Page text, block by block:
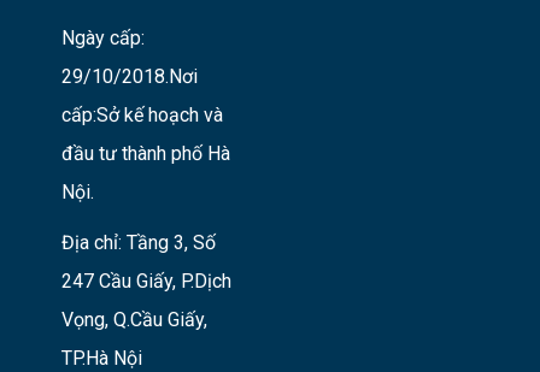
Ngày cấp:
29/10/2018.Nơi
cấp:Sở kế hoạch và
đầu tư thành phố Hà
Nội.
Địa chỉ: Tầng 3, Số
247 Cầu Giấy, P.Dịch
Vọng, Q.Cầu Giấy,
TP.Hà Nội